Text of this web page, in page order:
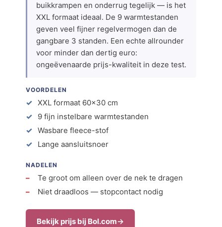
buikkrampen en onderrug tegelijk — is het
XXL formaat ideaal. De 9 warmtestanden
geven veel fijner regelvermogen dan de
gangbare 3 standen. Een echte allrounder
voor minder dan dertig euro:
ongeëvenaarde prijs-kwaliteit in deze test.
VOORDELEN
XXL formaat 60×30 cm
9 fijn instelbare warmtestanden
Wasbare fleece-stof
Lange aansluitsnoer
NADELEN
Te groot om alleen over de nek te dragen
Niet draadloos — stopcontact nodig
Bekijk prijs bij Bol.com